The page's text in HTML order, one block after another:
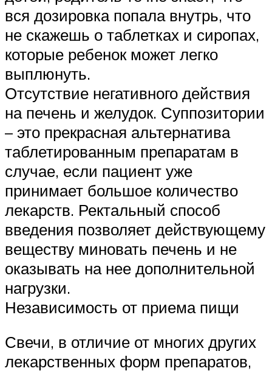
вся дозировка попала внутрь, что
не скажешь о таблетках и сиропах,
которые ребенок может легко
выплюнуть.
Отсутствие негативного действия
на печень и желудок. Суппозитории
– это прекрасная альтернатива
таблетированным препаратам в
случае, если пациент уже
принимает большое количество
лекарств. Ректальный способ
введения позволяет действующему
веществу миновать печень и не
оказывать на нее дополнительной
нагрузки.
Независимость от приема пищи
Свечи, в отличие от многих других
лекарственных форм препаратов,